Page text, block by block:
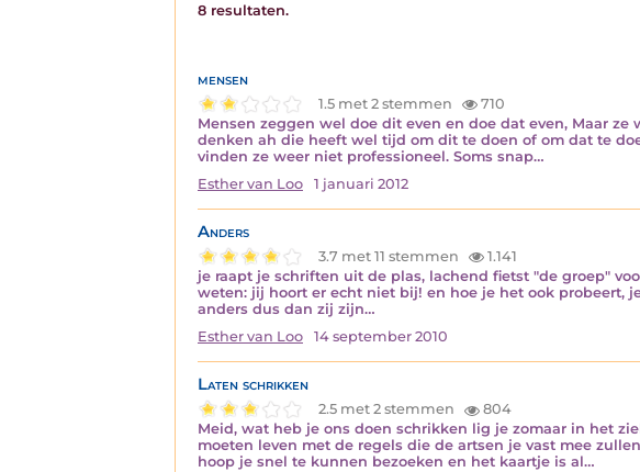
8 resultaten.
mensen
1.5 met 2 stemmen
710
Mensen zeggen wel doe dit even en doe dat even, Maar
denken ah die heeft wel tijd om dit te doen of om dat te
vinden ze weer niet professioneel. Soms snap…
Esther van Loo
1 januari 2012
Anders
3.7 met 11 stemmen
1.141
je raapt je schriften uit de plas, lachend fietst "de groep"
weten: jij hoort er echt niet bij! en hoe je het ook probeert,
anders dus dan zij zijn…
Esther van Loo
14 september 2010
Laten schrikken
2.5 met 2 stemmen
804
Meid, wat heb je ons doen schrikken lig je zomaar in het
moeten leven met de regels die de artsen je vast mee
hoop je snel te kunnen bezoeken en het kaartje is al…